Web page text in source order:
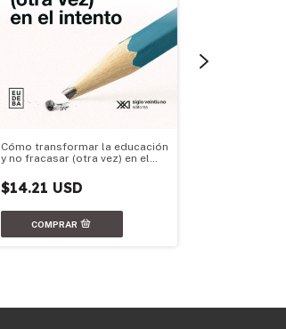
Cómo transformar la educación
y no fracasar (otra vez) en el
$14.21 USD